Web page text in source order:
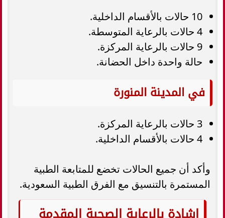
10 حالات بالأقسام الداخلية.
4 حالات بالرعاية المتوسطة.
9 حالات بالرعاية المركزة.
حالة واحدة داخل الحضانة.
في المدينة المنورة
3 حالات بالرعاية المركزة.
4 حالات بالأقسام الداخلية.
وأكد أن جميع الحالات تخضع للمتابعة الطبية
المستمرة بالتنسيق مع الفرق الطبية السعودية.